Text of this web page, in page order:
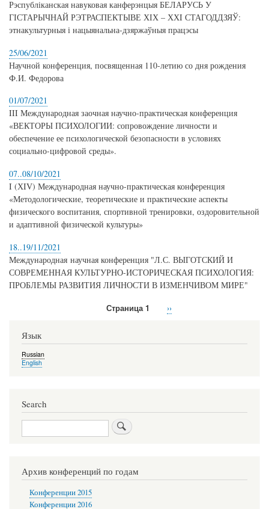
Рэспубліканская навуковая канферэнцыя БЕЛАРУСЬ У
ГІСТАРЫЧНАЙ РЭТРАСПЕКТЫВЕ ХІХ – ХХI СТАГОДДЗЯЎ:
этнакультурныя і нацыянальна-дзяржаўныя працэсы
25/06/2021
Научной конференция, посвященная 110-летию со дня рождения
Ф.И. Федорова
01/07/2021
III Международная заочная научно-практическая конференция
«ВЕКТОРЫ ПСИХОЛОГИИ: сопровождение личности и
обеспечение ее психологической безопасности в условиях
социально-цифровой среды».
07..08/10/2021
I (ХIV) Международная научно-практическая конференция
«Методологические, теоретические и практические аспекты
физического воспитания, спортивной тренировки, оздоровительной
и адаптивной физической культуры»
18..19/11/2021
Международная научная конференция "Л.С. ВЫГОТСКИЙ И
СОВРЕМЕННАЯ КУЛЬТУРНО-ИСТОРИЧЕСКАЯ ПСИХОЛОГИЯ:
ПРОБЛЕМЫ РАЗВИТИЯ ЛИЧНОСТИ В ИЗМЕНЧИВОМ МИРЕ"
страниц
Страница 1
Следующая
››
Язык
Russian
English
Search
Search
Архив конференций по годам
Конференции 2015
Конференции 2016